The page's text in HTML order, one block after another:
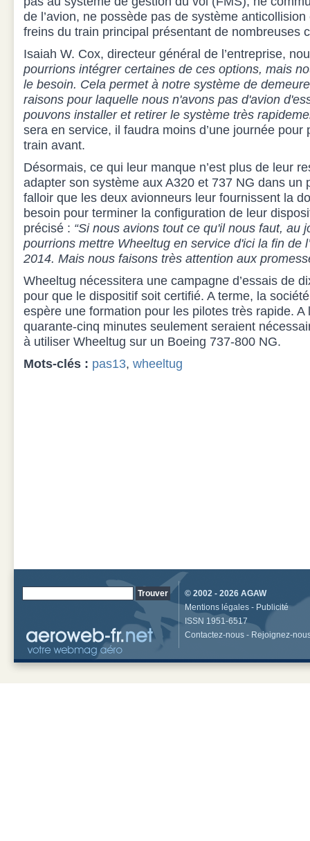
de l’avion, ne possède pas de système
freins du train principal présentant de nombreuses
Isaiah W. Cox, directeur général de l’entreprise,
pourrions intégrer certaines de ces options, mais
le besoin. Cela permet à notre système de
raisons pour laquelle nous n'avons pas d'avion
pouvons installer et retirer le système très
sera en service, il faudra moins d’une journée pour
train avant.
Désormais, ce qui leur manque n’est plus de leur
adapter son système aux A320 et 737 NG dans un
falloir que les deux avionneurs leur fournissent la
besoin pour terminer la configuration de leur
précisé : “Si nous avions tout ce qu'il nous faut, au
pourrions mettre Wheeltug en service d'ici la fin de
2014. Mais nous faisons très attention aux
Wheeltug nécessitera une campagne d’essais de
pour que le dispositif soit certifié. A terme, la
espère une formation pour les pilotes très rapide. A
quarante-cinq minutes seulement seraient
à utiliser Wheeltug sur un Boeing 737-800 NG.
Mots-clés : pas13, wheeltug
© 2002 - 2026 AGAW
Mentions légales - Publicité
ISSN 1951-6517
Contactez-nous - Rejoignez-